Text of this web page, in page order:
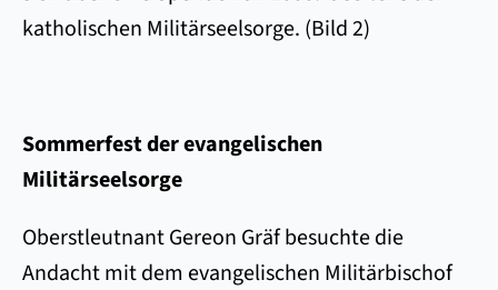
katholischen Militärseelsorge. (Bild 2)
Sommerfest der evangelischen
Militärseelsorge
Oberstleutnant Gereon Gräf besuchte die
Andacht mit dem evangelischen Militärbischof